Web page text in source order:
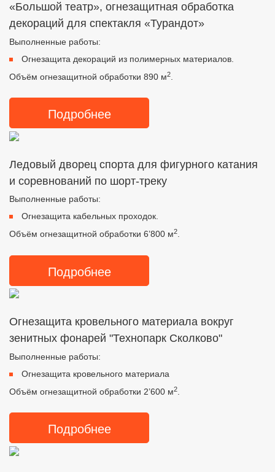
«Большой театр», огнезащитная обработка
декораций для спектакля «Турандот»
Выполненные работы:
Огнезащита декораций из полимерных материалов.
Объём огнезащитной обработки 890 м2
Подробнее
Ледовый дворец спорта для фигурного катания
и соревнований по шорт-треку
Выполненные работы:
Огнезащита кабельных проходок.
Объём огнезащитной обработки 6’800 м2.
Подробнее
Огнезащита кровельного материала вокруг
зенитных фонарей "Технопарк Сколково"
Выполненные работы:
Огнезащита кровельного материала
Объём огнезащитной обработки 2’600 м2
Подробнее